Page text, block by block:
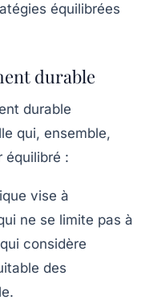
équilibrées
durable
durable
qui, ensemble,
équilibré :
vise à
ne se limite pas à
considère
des